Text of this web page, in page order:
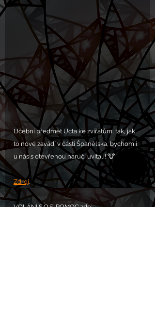
Učební předmět Úcta ke zvířatům, tak, jak
to nové zavádí v části Španělska, bychom i
u nás s otevřenou náručí uvítali! 🐮
Zdroj.
VOLÁNÍ S.O.S. POMOC zde: